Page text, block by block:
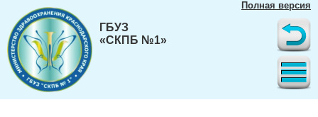
Полная версия
ГБУЗ
«СКПБ №1»